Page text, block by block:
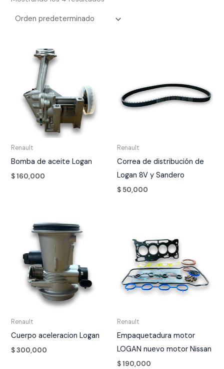
Renault
Bomba de aceite Logan
$160,000
Renault
Correa de distribución de
Logan 8V y Sandero
$ 50,000
Renault
Cuerpo aceleracion Logan
$300,000
Renault
Empaquetadura motor
LOGAN nuevo motor Nissan
$190,000